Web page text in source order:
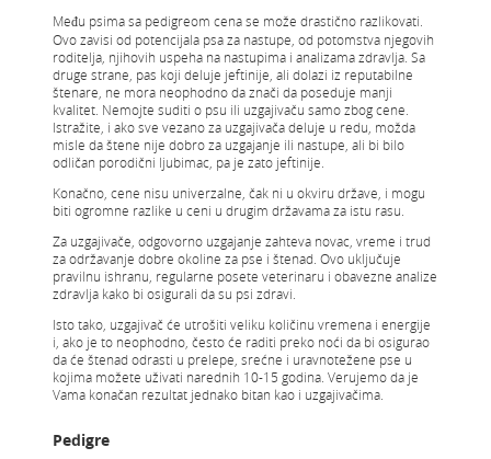
Među psima sa pedigreom cena se može drastično razlikovati.
Ovo zavisi od potencijala psa za nastupe, od potomstva njegovih
roditelja, njihovih uspeha na nastupima i analizama zdravlja. Sa
druge strane, pas koji deluje jeftinije, ali dolazi iz reputabilne
štenare, ne mora neophodno da znači da poseduje manji
kvalitet. Nemojte suditi o psu ili uzgajivaču samo zbog cene.
Istražite, i ako sve vezano za uzgajivača deluje u redu, možda
misle da štene nije dobro za uzgajanje ili nastupe, ali bi bilo
odličan porodični ljubimac, pa je zato jeftinije.
Konačno, cene nisu univerzalne, čak ni u okviru države, i mogu
biti ogromne razlike u ceni u drugim državama za istu rasu.
Za uzgajivače, odgovorno uzgajanje zahteva novac, vreme i trud
za održavanje dobre okoline za pse i štenad. Ovo uključuje
pravilnu ishranu, regularne posete veterinaru i obavezne analize
zdravlja kako bi osigurali da su psi zdravi.
Isto tako, uzgajivač će utrošiti veliku količinu vremena i energije
i, ako je to neophodno, često će raditi preko noći da bi osigurao
da će štenad odrasti u prelepe, srećne i uravnotežene pse u
kojima možete uživati narednih 10-15 godina. Verujemo da je
Vama konačan rezultat jednako bitan kao i uzgajivačima.
Pedigre